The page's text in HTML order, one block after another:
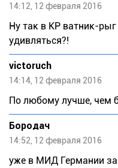
14:12, 12 февраля 2016
Ну так в КР ватник-рыг
удивляться?!
victoruch
14:14, 12 февраля 2016
По любому лучше, чем
Бородач
14:52, 12 февраля 2016
уже в МИД Германии